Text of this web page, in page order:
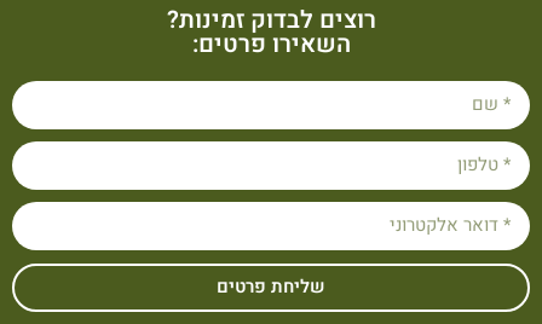
רוצים לבדוק זמינות?
השאירו פרטים:
שליחת פרטים